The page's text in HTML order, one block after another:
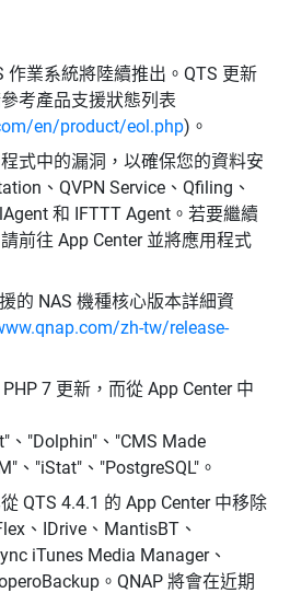
作業系統將陸續推出。QTS 更新
考產品支援狀態列表
en/product/eol.php)。
式中的漏洞，以確保您的資料安
、QVPN Service、Qfiling、
和 IFTTT Agent。若要繼續
前往 App Center 並將應用程式
的 NAS 機種核心版本詳細資
zh-tw/release-
7 更新，而從 App Center 中
、"Dolphin"、"CMS Made
、"iStat"、"PostgreSQL"。
QTS 4.4.1 的 App Center 中移除
、IDrive、MantisBT、
iTunes Media Manager、
。QNAP 將會在近期